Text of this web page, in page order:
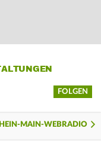
FOLGEN
MAIN-WEBRADIO